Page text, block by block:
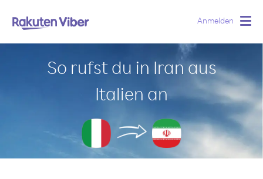
Anmelden
So rufst du in Iran aus
Italien an